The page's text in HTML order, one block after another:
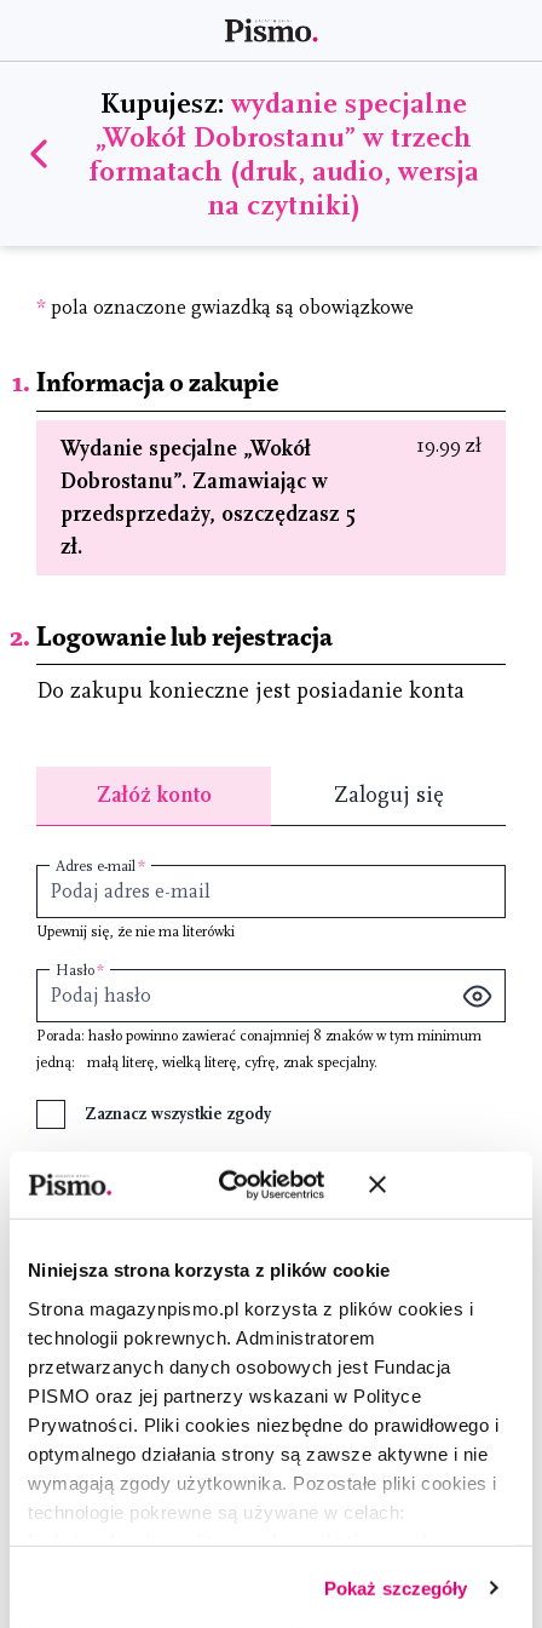
Niniejsza strona korzysta z plików cookie
Strona magazynpismo.pl korzysta z plików cookies i
technologii pokrewnych. Administratorem
przetwarzanych danych osobowych jest Fundacja
PISMO oraz jej partnerzy wskazani w Polityce
Prywatności. Pliki cookies niezbędne do prawidłowego i
optymalnego działania strony są zawsze aktywne i nie
wymagają zgody użytkownika. Pozostałe pliki cookies i
technologie pokrewne są używane w celach:
dobrowolną zgodę na pliki cookies i technologie
Pokaż szczegóły
Kupujesz: wydanie specjalne
„Wokół Dobrostanu” w trzech
formatach (druk, audio, wersja
na czytniki)
* pola oznaczone gwiazdką są obowiązkowe
Informacja o zakupie
Wydanie specjalne „Wokół
Dobrostanu”. Zamawiając w
przedsprzedaży, oszczędzasz 5
zł.
19.99 zł
Logowanie lub rejestracja
Do zakupu konieczne jest posiadanie konta
Załóż konto
Adres e-mail
Upewnij się, że nie ma literówki
Hasło
Porada: hasło powinno zawierać conajmniej 8 znakóww tym minimum
jedną:
małą literę wielką literę cyfrę znak specjalny.
Zaznacz wszystkie zgody
Tak, zapoznałam/zapoznałem się z
akceptujęjego treść.
warunkach gromadzenia i przechowywania moich
danych osobowych zawartych w Informacji o RODO
Wyrażam zgodę na przetwarzanie moich danych
osobowych przez Fundację Pismo w celach
marketingowych.
Załóż konto
Zaloguj się